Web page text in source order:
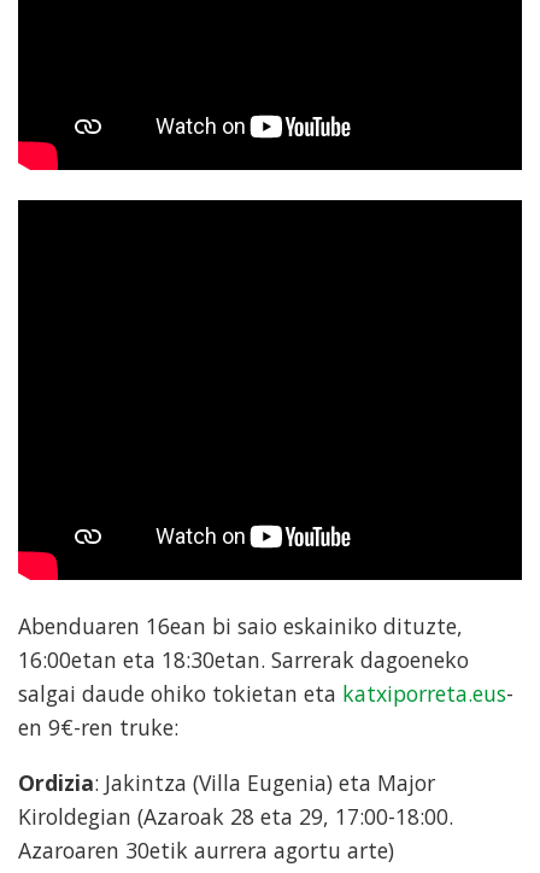
Abenduaren 16ean bi saio eskainiko dituzte,
16:00etan eta 18:30etan. Sarrerak dagoeneko
salgai daude ohiko tokietan eta katxiporreta.eus-
en 9€-ren truke:
Ordizia: Jakintza (Villa Eugenia) eta Major
Kiroldegian (Azaroak 28 eta 29, 17:00-18:00.
Azaroaren 30etik aurrera agortu arte)